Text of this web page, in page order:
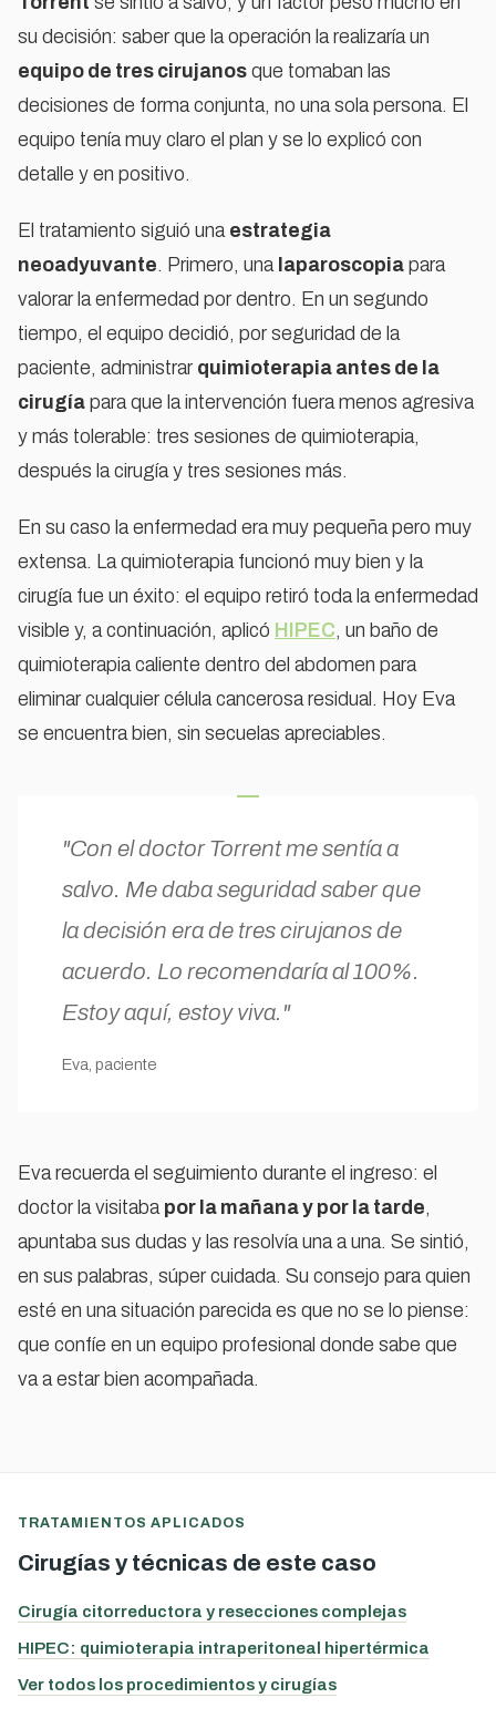
su decisión: saber que la operación la realizaría un
equipo de tres cirujanos que tomaban las
decisiones de forma conjunta, no una sola persona. El
equipo tenía muy claro el plan y se lo explicó con
detalle y en positivo.
El tratamiento siguió una estrategia
neoadyuvante. Primero, una laparoscopia para
valorar la enfermedad por dentro. En un segundo
tiempo, el equipo decidió, por seguridad de la
paciente, administrar quimioterapia antes de la
cirugía para que la intervención fuera menos agresiva
y más tolerable: tres sesiones de quimioterapia,
después la cirugía y tres sesiones más.
En su caso la enfermedad era muy pequeña pero muy
extensa. La quimioterapia funcionó muy bien y la
cirugía fue un éxito: el equipo retiró toda la enfermedad
visible y, a continuación, aplicó HIPEC, un baño de
quimioterapia caliente dentro del abdomen para
eliminar cualquier célula cancerosa residual. Hoy Eva
se encuentra bien, sin secuelas apreciables.
"Con el doctor Torrent me sentía a
salvo. Me daba seguridad saber que
la decisión era de tres cirujanos de
acuerdo. Lo recomendaría al 100%.
Estoy aquí, estoy viva."
Eva, paciente
Eva recuerda el seguimiento durante el ingreso: el
doctor la visitaba por la mañana y por la tarde,
apuntaba sus dudas y las resolvía una a una. Se sintió,
en sus palabras, súper cuidada. Su consejo para quien
esté en una situación parecida es que no se lo piense:
que confíe en un equipo profesional donde sabe que
va a estar bien acompañada.
TRATAMIENTOS APLICADOS
Cirugías y técnicas de este caso
Cirugía citorreductora y resecciones complejas
HIPEC: quimioterapia intraperitoneal hipertérmica
Ver todos los procedimientos y cirugías